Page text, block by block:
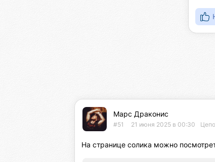
Марс Драконис
#51 21 июня 2025 в 00:30
На странице солика можно